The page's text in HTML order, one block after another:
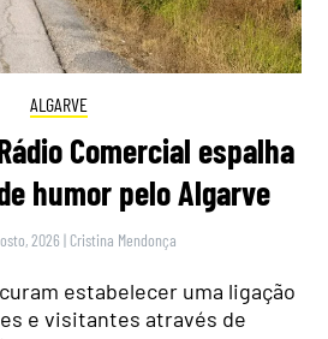
ALGARVE
Comercial espalha
humor pelo Algarve
2026 | Cristina Mendonça
estabelecer uma ligação
e visitantes através de